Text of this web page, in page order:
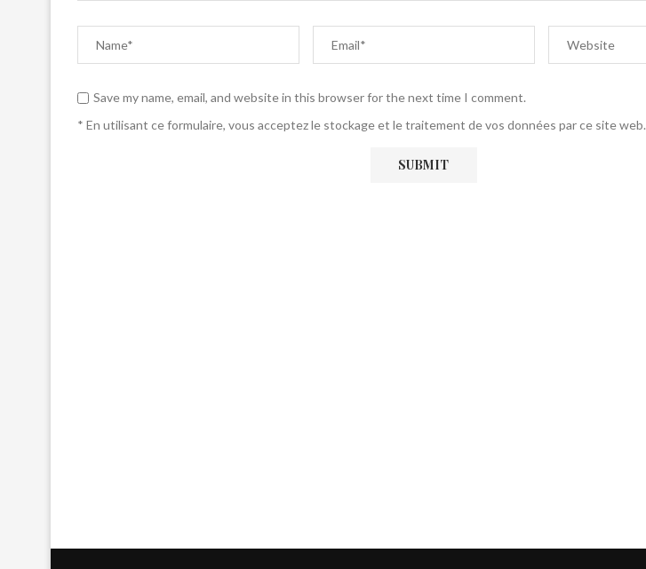
Save my name, email, and website in this browser for the next time I comment.
* En utilisant ce formulaire, vous acceptez le stockage et le traitement de vos données par ce site web.